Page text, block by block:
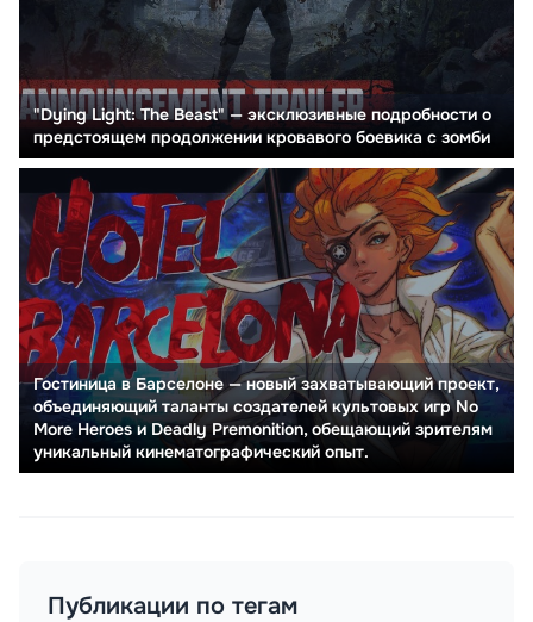
"Dying Light: The Beast" — эксклюзивные подробности о
предстоящем продолжении кровавого боевика с зомби
Гостиница в Барселоне — новый захватывающий проект,
объединяющий таланты создателей культовых игр No
More Heroes и Deadly Premonition, обещающий зрителям
уникальный кинематографический опыт.
Публикации по тегам